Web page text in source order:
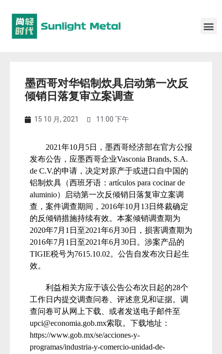
墨西哥对华铝制炊具启动第一次反
倾销日落复审立案调查​
15 10 月, 2021 11:00 下午
2021年10月 5日，墨西哥经济部在官方公报
发布公告，应墨西哥企业Vasconia Brands, S.A.
de C.V.的申请，决定对原产于或进口自中国的
铝制炊具（西班牙语： artículos para cocinar de
aluminio）启动第一次反倾销日落复审立案调
查，案件调查期间， 2016年10月 13日终裁确定
的反倾销措施持续有效。本案倾销调查期为
2020年7月 1 日至2021年6月 30日，损害调查期为
2016年7月 1 日至2021年6月 30日。涉案产品的
TIGIE税号为7615.10.02。公告自发布次日起生
效。
利益相关方应于该公告公布次日起的28个
工作日内提交调查问卷、评述意见和证据。调
查问卷可从网上下载、或者发送电子邮件至
upci@economia.gob.mx索取。下载地址：
https://www.gob.mx/se/acciones-y-
programas/industria-y-comercio-unidad-de-